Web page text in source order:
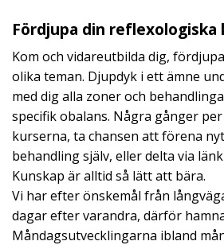
Fördjupa din reflexologiska
Kom och vidareutbilda dig,
olika teman. Djupdyk i ett ämne
med dig alla zoner och
specifik obalans. Några gånger
kurserna, ta chansen att förena
behandling själv, eller delta via
Kunskap är alltid så lätt att bära.
Vi har efter önskemål från
dagar efter varandra, därför
Måndagsutvecklingarna ibland